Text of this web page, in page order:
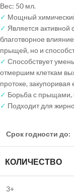
Вес: 50 мл.
✓ Мощный
✓ Является
благотворное
прыщей, но и
✓ Способствует
отмершим клеткам
протоке, закупоривая
✓ Борьба с прыщами,
✓ Подходит для
Срок годности до:
КОЛИЧЕСТВО
3+